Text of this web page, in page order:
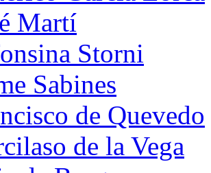
Martí
Storni
Sabines
de Quevedo
de la Vega